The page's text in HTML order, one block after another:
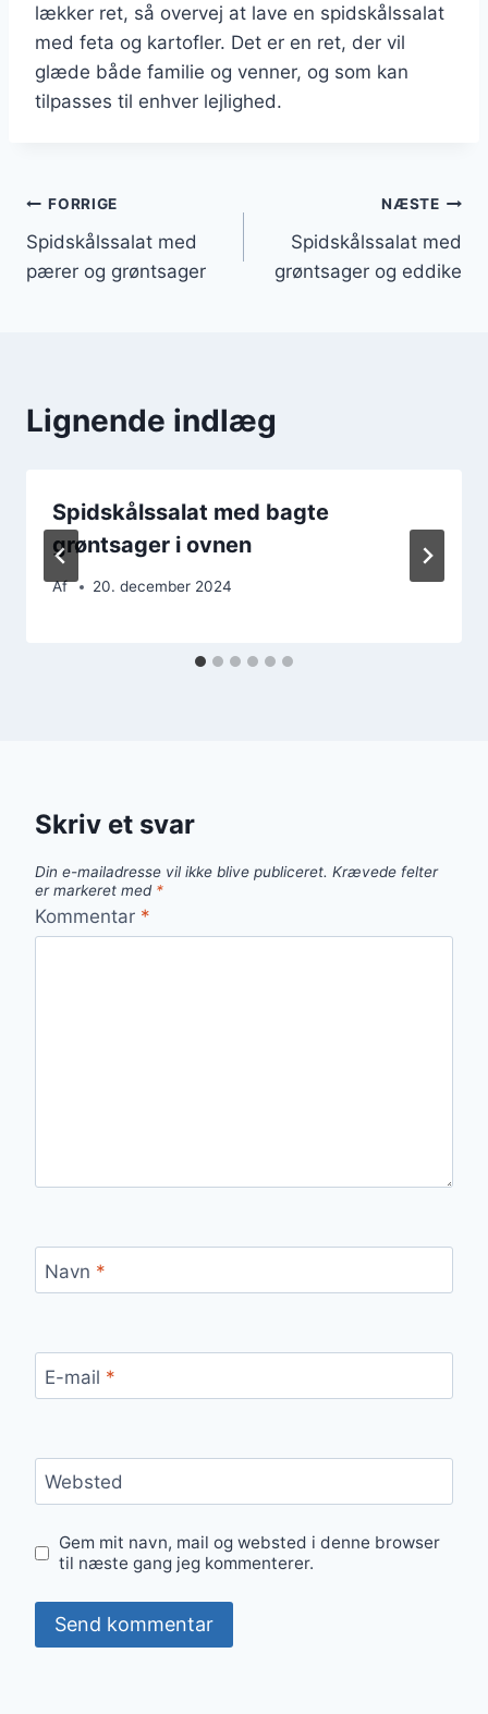
lækker ret, så overvej at lave en spidskålssalat
med feta og kartofler. Det er en ret, der vil
glæde både familie og venner, og som kan
tilpasses til enhver lejlighed.
Indlægsnavigation
FORRIGE
Spidskålssalat med
pærer og grøntsager
NÆSTE
Spidskålssalat med
grøntsager og eddike
Lignende indlæg
Spidskålssalat med bagte
grøntsager i ovnen
Af 20. december 2024
Skriv et svar
Din e-mailadresse vil ikke blive publiceret. Krævede felter
er markeret med *
Kommentar *
Navn *
E-mail *
Websted
Gem mit navn, mail og websted i denne browser
til næste gang jeg kommenterer.